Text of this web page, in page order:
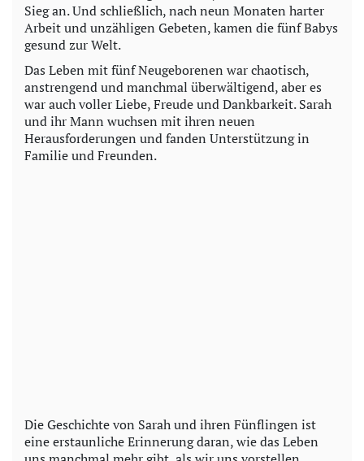
Sieg an. Und schließlich, nach neun Monaten harter
Arbeit und unzähligen Gebeten, kamen die fünf Babys
gesund zur Welt.
Das Leben mit fünf Neugeborenen war chaotisch,
anstrengend und manchmal überwältigend, aber es
war auch voller Liebe, Freude und Dankbarkeit. Sarah
und ihr Mann wuchsen mit ihren neuen
Herausforderungen und fanden Unterstützung in
Familie und Freunden.
Die Geschichte von Sarah und ihren Fünflingen ist
eine erstaunliche Erinnerung daran, wie das Leben